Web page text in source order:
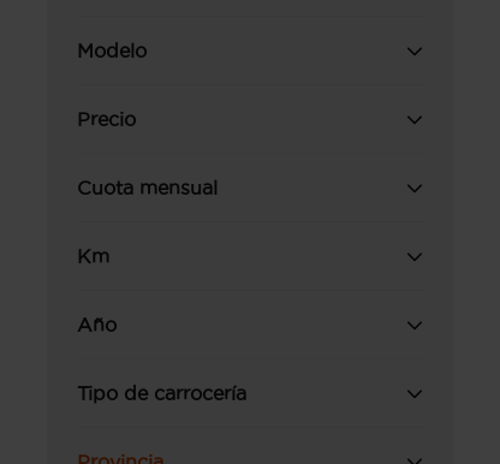
Modelo
Precio
Cuota mensual
Km
Año
Tipo de carrocería